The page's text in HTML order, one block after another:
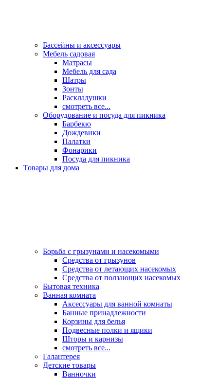
Бассейны и аксессуары
Мебель садовая
Матрасы
Мебель для сада
Шатры
Зонты
Раскладушки
смотреть все...
Оборудование и посуда для пикника
Барбекю
Дождевики
Палатки
Фонарики
Посуда для пикника
Товары для дома
Борьба с грызунами и насекомыми
Средства от грызунов
Средства от летающих насекомых
Средства от ползающих насекомых
Бытовая техника
Ванная комната
Аксессуары для ванной комнаты
Банные принадлежности
Корзины для белья
Подвесные полки и ящики
Шторы и карнизы
смотреть все...
Галантерея
Детские товары
Ванночки